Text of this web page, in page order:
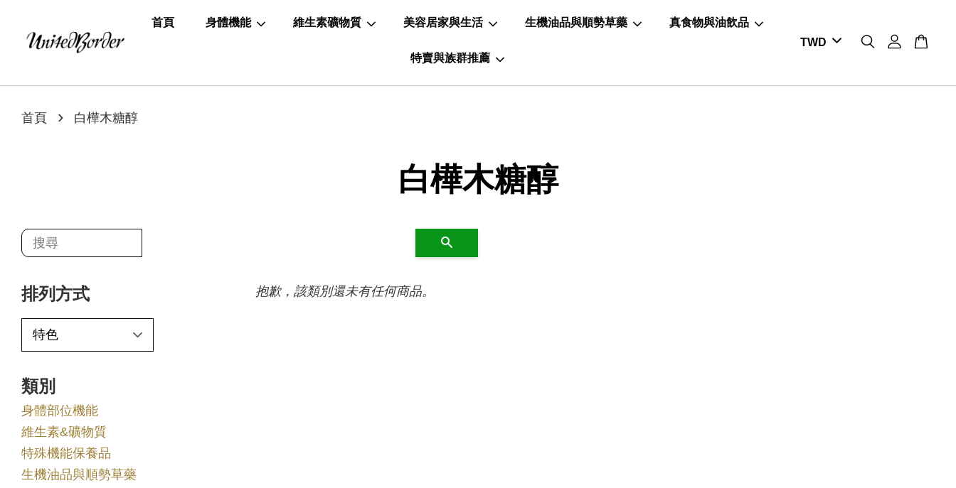
首頁 身體機能 維生素礦物質 美容居家與生活 生機油品與順勢草藥 真食物與油飲品
特賣與族群推薦
首頁 › 白樺木糖醇
白樺木糖醇
排列方式
類別
身體部位機能
維生素&礦物質
特殊機能保養品
生機油品與順勢草藥
抱歉，該類別還未有任何商品。